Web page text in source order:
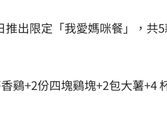
出限定「我愛媽咪餐」，共
鷄+2份四塊鷄塊+2包大薯+4